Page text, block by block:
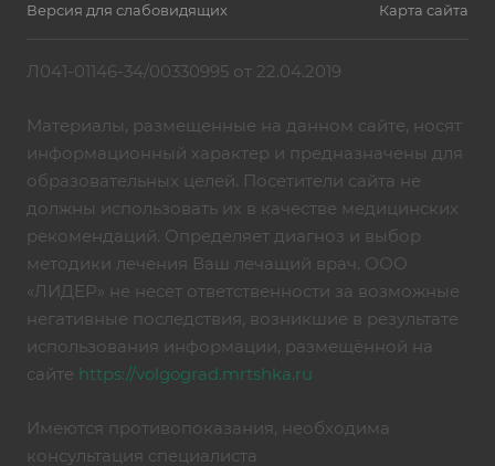
Версия для слабовидящих Карта сайта
Л041-01146-34/00330995 от 22.04.2019
Материалы, размещенные на данном сайте, носят
информационный характер и предназначены для
образовательных целей. Посетители сайта не
должны использовать их в качестве медицинских
рекомендаций. Определяет диагноз и выбор
методики лечения Ваш лечащий врач. ООО
«ЛИДЕР» не несет ответственности за возможные
негативные последствия, возникшие в результате
использования информации, размещённой на
сайте https://volgograd.mrtshka.ru
Имеются противопоказания, необходима
консультация специалиста